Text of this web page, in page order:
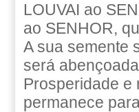
LOUVAI ao
ao SENHOR,
A sua semente
será
Prosperidade e
permanece